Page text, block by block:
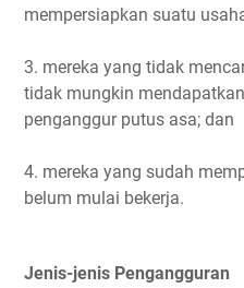
mempersiapkan suatu
3. mereka yang tidak
tidak mungkin
penganggur putus asa; dan
4. mereka yang sudah
belum mulai bekerja.
Jenis-jenis Pengangguran